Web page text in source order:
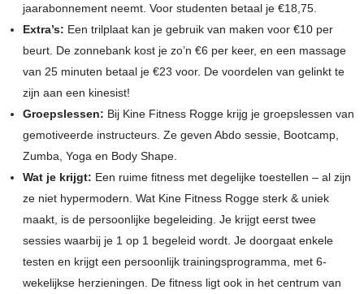
jaarabonnement neemt. Voor studenten betaal je €18,75.
Extra’s: Een trilplaat kan je gebruik van maken voor €10 per
beurt. De zonnebank kost je zo’n €6 per keer, en een massage
van 25 minuten betaal je €23 voor. De voordelen van gelinkt te
zijn aan een kinesist!
Groepslessen: Bij Kine Fitness Rogge krijg je groepslessen van
gemotiveerde instructeurs. Ze geven Abdo sessie, Bootcamp,
Zumba, Yoga en Body Shape.
Wat je krijgt: Een ruime fitness met degelijke toestellen – al zijn
ze niet hypermodern. Wat Kine Fitness Rogge sterk & uniek
maakt, is de persoonlijke begeleiding. Je krijgt eerst twee
sessies waarbij je 1 op 1 begeleid wordt. Je doorgaat enkele
testen en krijgt een persoonlijk trainingsprogramma, met 6-
wekelijkse herzieningen. De fitness ligt ook in het centrum van